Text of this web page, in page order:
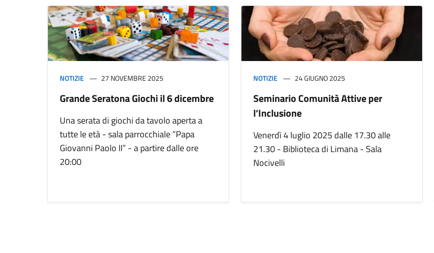
NOTIZIE 27 NOVEMBRE 2025
Grande Seratona Giochi il 6 dicembre
Una serata di giochi da tavolo aperta a
tutte le età - sala parrocchiale “Papa
Giovanni Paolo II” - a partire dalle ore
20:00
NOTIZIE 24 GIUGNO 2025
Seminario Comunità Attive per
l’Inclusione
Venerdì 4 luglio 2025 dalle 17.30 alle
21.30 - Biblioteca di Limana - Sala
Nocivelli